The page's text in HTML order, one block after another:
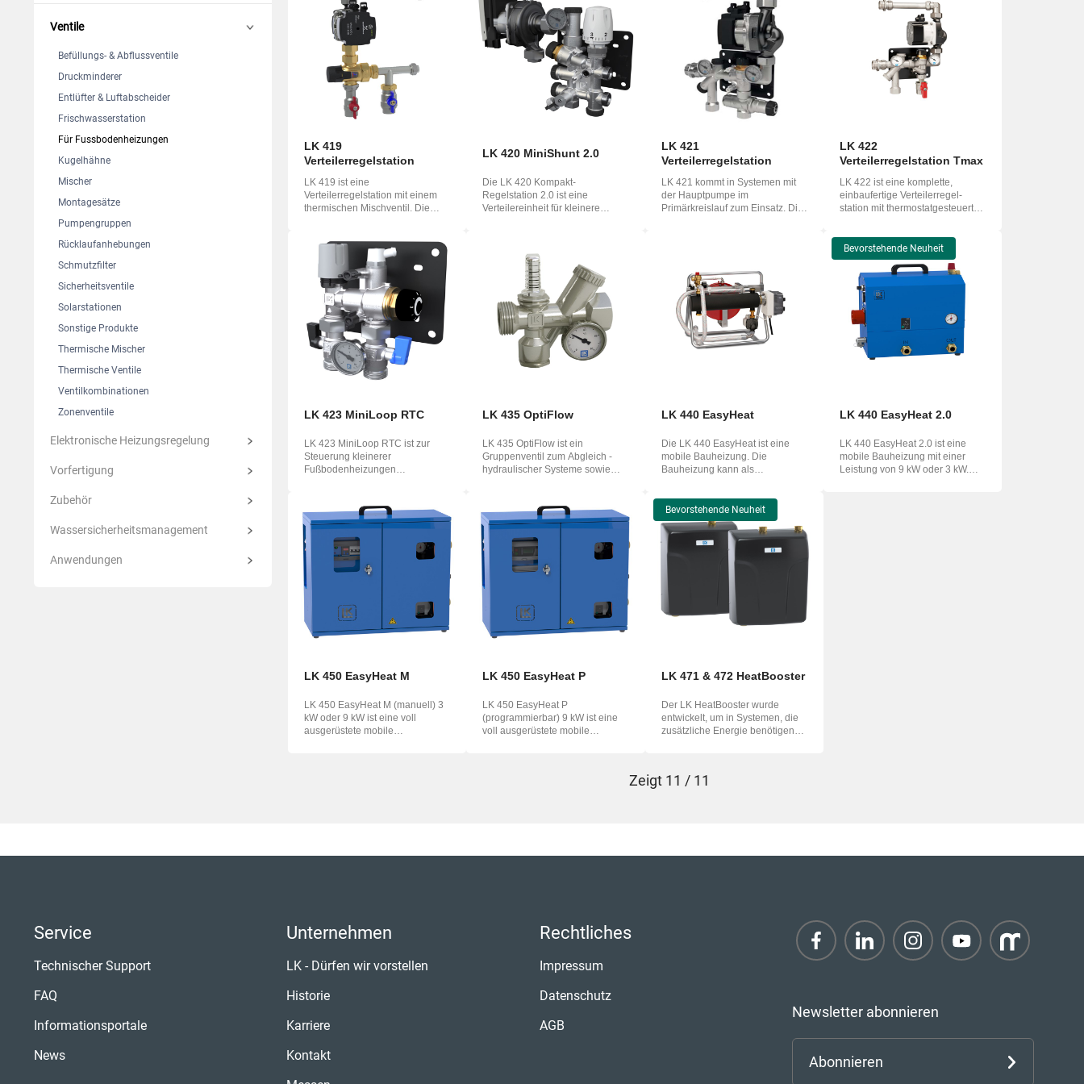
Deutsch
Yкраїнська
Suomi
English
Ventile
Befüllungs- & Abflussventile
Druckminderer
Entlüfter & Luftabscheider
Frischwasserstation
Für Fussbodenheizungen
Kugelhähne
Mischer
Montagesätze
Pumpengruppen
Rücklaufanhebungen
Schmutzfilter
Sicherheitsventile
Solarstationen
Sonstige Produkte
Thermische Mischer
Thermische Ventile
Ventilkombinationen
Zonenventile
Elektronische Heizungsregelung
Vorfertigung
Zubehör
Wassersicherheitsmanagement
Anwendungen
LK 419
Verteilerregelstation
LK 419 ist eine
Verteilerregelstation mit einem
thermischen Mischventil. Die
LK 420 MiniShunt 2.0
Die LK 420 Kompakt-
Regelstation 2.0 ist eine
Verteilereinheit für kleinere
LK 421
Verteilerregelstation
LK 421 kommt in Systemen mit
der Hauptpumpe im
Primärkreislauf zum Einsatz. Die
LK 422
Verteilerregelstation Tmax
LK 422 ist eine komplette,
einbaufertige Verteilerr­egel­
station mit thermostatgesteuerter
LK 423 MiniLoop RTC
LK 423 MiniLoop RTC ist zur
Steuerung kleinerer
Fußbodenheizungen
LK 435 OptiFlow
LK 435 OptiFlow ist ein
Gruppenventil zum Abgleich ­
hydraulischer Systeme sowie
LK 440 EasyHeat
Die LK 440 EasyHeat ist eine
mobile Bauheizung. Die
Bauheizung kann als
Bevorstehende Neuheit
LK 440 EasyHeat 2.0
LK 440 EasyHeat 2.0 ist eine
mobile Bauheizung mit einer
Leistung von 9 kW oder 3 kW.
LK 450 EasyHeat M
LK 450 EasyHeat M (manuell) 3
kW oder 9 kW ist eine voll
ausgerüstete mobile
LK 450 EasyHeat P
LK 450 EasyHeat P
(programmierbar) 9 kW ist eine
voll ausgerüstete mobile
Bevorstehende Neuheit
LK 471 & 472 HeatBooster
Der LK HeatBooster wurde
entwickelt, um in Systemen, die
zusätzliche Energie benötigen
Zeigt 11 / 11
Service
Technischer Support
FAQ
Informationsportale
News
Unternehmen
LK - Dürfen wir vorstellen
Historie
Karriere
Kontakt
Rechtliches
Impressum
Datenschutz
AGB
Newsletter abonnieren
Abonnieren